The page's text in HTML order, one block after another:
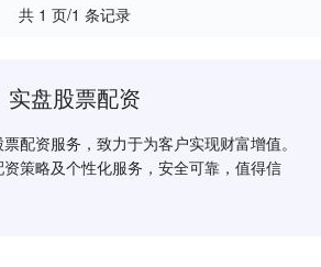
共 1 页/1 条记录
实盘股票配资
配资服务，致力于为客户实现财富增值。
策略及个性化服务，安全可靠，值得信